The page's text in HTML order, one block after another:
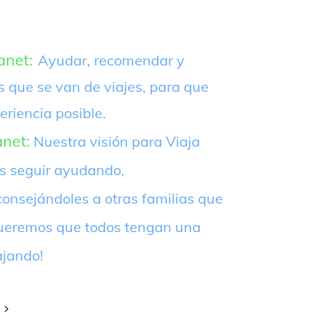
Ayudar, recomendar y
que se van de viajes, para que
posible.
Nuestra visión para Viaja
seguir ayudando,
a otras familias que
que todos tengan una